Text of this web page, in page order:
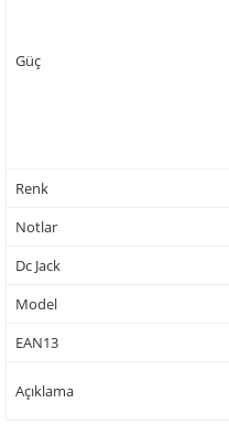
Güç
Renk
Notlar
Dc Jack
Model
EAN13
Açıklama